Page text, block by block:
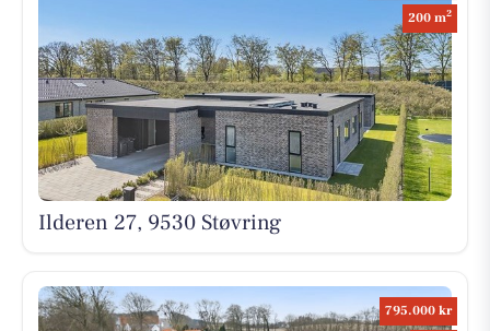
200 m2
Ilderen 27, 9530 Støvring
795.000 kr